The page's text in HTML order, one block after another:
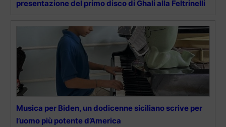
presentazione del primo disco di Ghali alla Feltrinelli
Musica per Biden, un dodicenne siciliano scrive per
l’uomo più potente d’America